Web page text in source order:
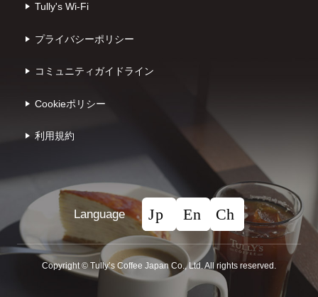
Tully's Wi-Fi
プライバシーポリシー
コミュニティガイドライン
Cookieポリシー
利⽤規約
Language
Copyright © Tullyʼs Coffee Japan Co., Ltd. All rights reserved.